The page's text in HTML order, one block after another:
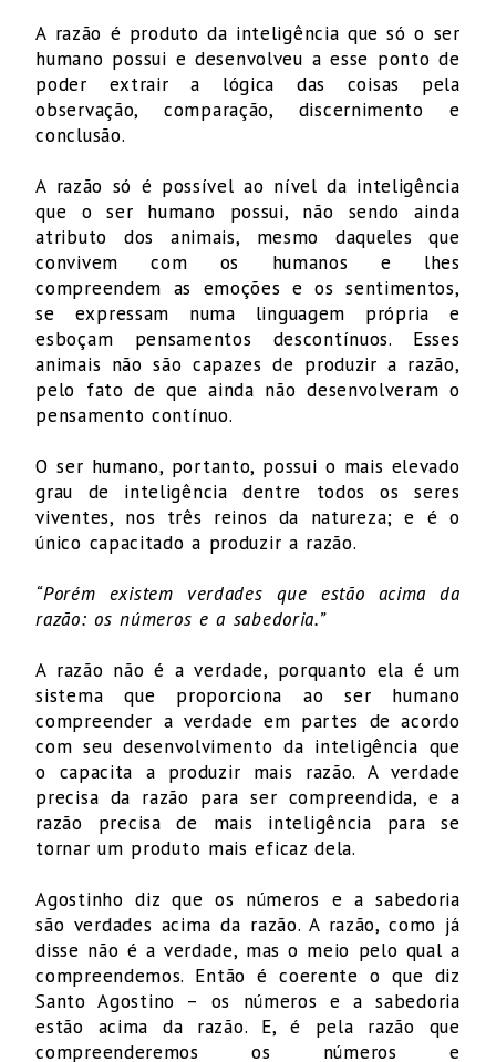
A razão é produto da inteligência que só o ser
humano possui e desenvolveu a esse ponto de
poder extrair a lógica das coisas pela
observação, comparação, discernimento e
conclusão.
A razão só é possível ao nível da inteligência
que o ser humano possui, não sendo ainda
atributo dos animais, mesmo daqueles que
convivem com os humanos e lhes
compreendem as emoções e os sentimentos,
se expressam numa linguagem própria e
esboçam pensamentos descontínuos. Esses
animais não são capazes de produzir a razão,
pelo fato de que ainda não desenvolveram o
pensamento contínuo.
O ser humano, portanto, possui o mais elevado
grau de inteligência dentre todos os seres
viventes, nos três reinos da natureza; e é o
único capacitado a produzir a razão.
“Porém existem verdades que estão acima da
razão: os números e a sabedoria.”
A razão não é a verdade, porquanto ela é um
sistema que proporciona ao ser humano
compreender a verdade em partes de acordo
com seu desenvolvimento da inteligência que
o capacita a produzir mais razão. A verdade
precisa da razão para ser compreendida, e a
razão precisa de mais inteligência para se
tornar um produto mais eficaz dela.
Agostinho diz que os números e a sabedoria
são verdades acima da razão. A razão, como já
disse não é a verdade, mas o meio pelo qual a
compreendemos. Então é coerente o que diz
Santo Agostino – os números e a sabedoria
estão acima da razão. E, é pela razão que
compreenderemos os números e